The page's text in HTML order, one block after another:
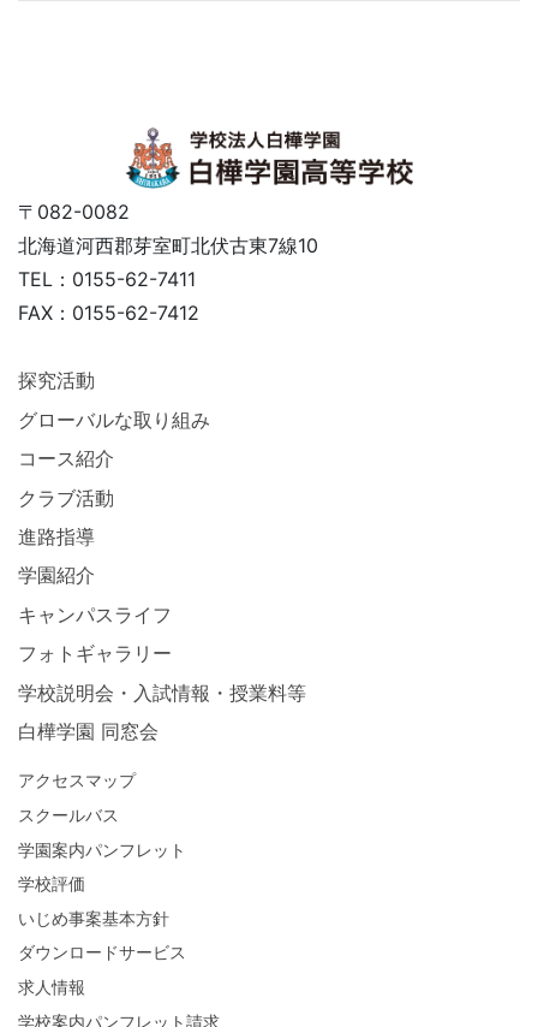
〒082-0082
北海道河西郡芽室町北伏古東7線10
TEL：0155-62-7411
FAX：0155-62-7412
探究活動
グローバルな取り組み
コース紹介
クラブ活動
進路指導
学園紹介
キャンパスライフ
フォトギャラリー
学校説明会・入試情報・授業料等
白樺学園 同窓会
アクセスマップ
スクールバス
学園案内パンフレット
学校評価
いじめ事案基本方針
ダウンロードサービス
求人情報
学校案内パンフレット請求